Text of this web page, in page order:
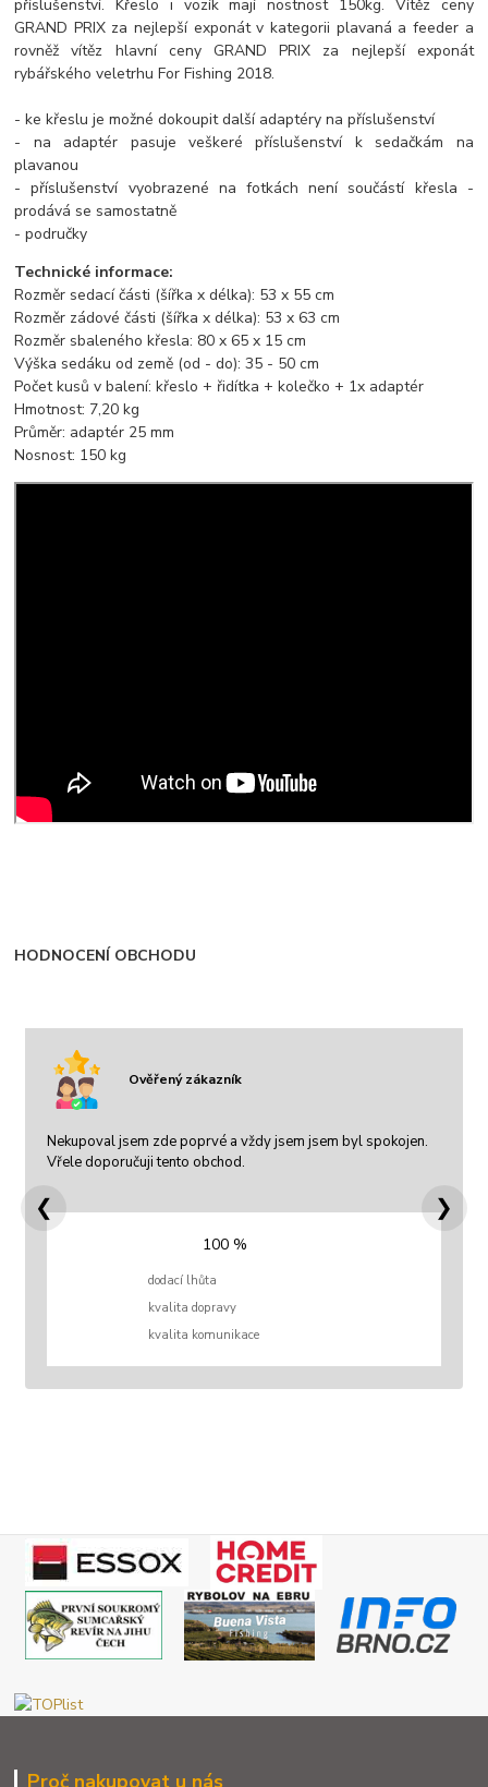
příslušenství. Křeslo i vozík mají nostnost 150kg. Vítěz ceny
GRAND PRIX za nejlepší exponát v kategorii plavaná a feeder a
rovněž vítěz hlavní ceny GRAND PRIX za nejlepší exponát
rybářského veletrhu For Fishing 2018.
- ke křeslu je možné dokoupit další adaptéry na příslušenství
- na adaptér pasuje veškeré příslušenství k sedačkám na
plavanou
- příslušenství vyobrazené na fotkách není součástí křesla -
prodává se samostatně
- područky
Technické informace:
Rozměr sedací části (šířka x délka): 53 x 55 cm
Rozměr zádové části (šířka x délka): 53 x 63 cm
Rozměr sbaleného křesla: 80 x 65 x 15 cm
Výška sedáku od země (od - do): 35 - 50 cm
Počet kusů v balení: křeslo + řidítka + kolečko + 1x adaptér
Hmotnost: 7,20 kg
Průměr: adaptér 25 mm
Nosnost: 150 kg
HODNOCENÍ OBCHODU
Ověřený zákazník
Nekupoval jsem zde poprvé a vždy jsem jsem byl spokojen.
Vřele doporučuji tento obchod.
100 %
dodací lhůta
kvalita dopravy
kvalita komunikace
❮ ❯
Proč nakupovat u nás